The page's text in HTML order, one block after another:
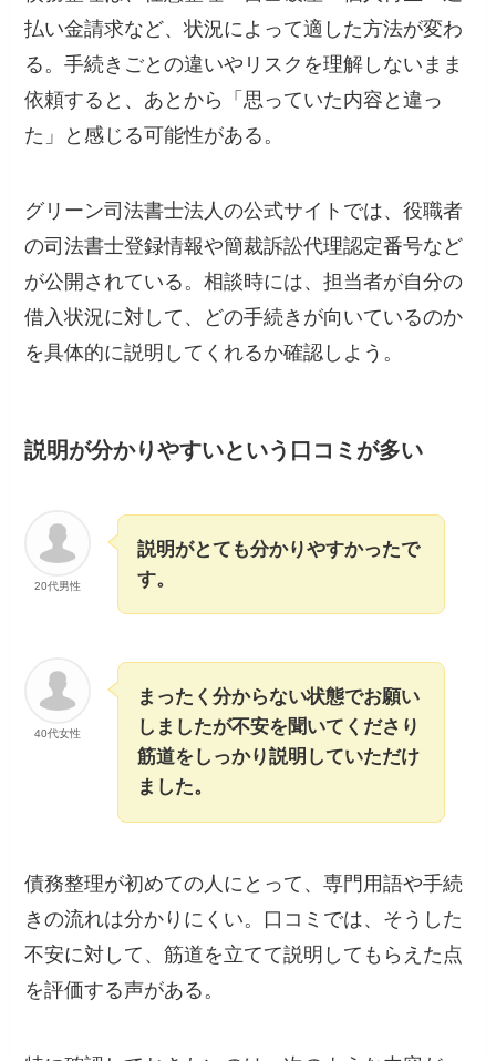
払い金請求など、状況によって適した方法が変わ
る。手続きごとの違いやリスクを理解しないまま
依頼すると、あとから「思っていた内容と違っ
た」と感じる可能性がある。
グリーン司法書士法人の公式サイトでは、役職者
の司法書士登録情報や簡裁訴訟代理認定番号など
が公開されている。相談時には、担当者が自分の
借入状況に対して、どの手続きが向いているのか
を具体的に説明してくれるか確認しよう。
説明が分かりやすいという口コミが多い
20代男性
説明がとても分かりやすかったで
す。
40代女性
まったく分からない状態でお願い
しましたが不安を聞いてくださり
筋道をしっかり説明していただけ
ました。
債務整理が初めての人にとって、専門用語や手続
きの流れは分かりにくい。口コミでは、そうした
不安に対して、筋道を立てて説明してもらえた点
を評価する声がある。